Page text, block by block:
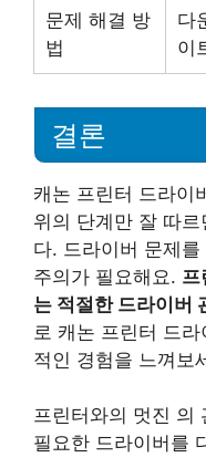
문제 해결 방
법
다
이
결론
캐논 프린터 드라이
위의 단계만 잘 따
다. 드라이버 문제
주의가 필요해요. 프
는 적절한 드라이버
로 캐논 프린터 드
적인 경험을 느껴보
프린터와의 멋진 의
필요한 드라이버를